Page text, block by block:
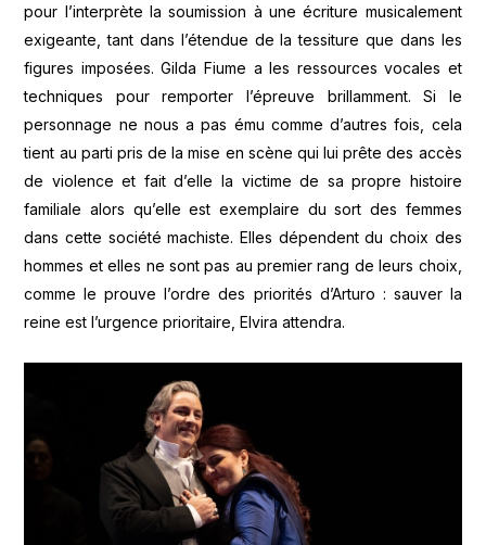
pour l’interprète la soumission à une écriture musicalement
exigeante, tant dans l’étendue de la tessiture que dans les
figures imposées. Gilda Fiume a les ressources vocales et
techniques pour remporter l’épreuve brillamment. Si le
personnage ne nous a pas ému comme d’autres fois, cela
tient au parti pris de la mise en scène qui lui prête des accès
de violence et fait d’elle la victime de sa propre histoire
familiale alors qu’elle est exemplaire du sort des femmes
dans cette société machiste. Elles dépendent du choix des
hommes et elles ne sont pas au premier rang de leurs choix,
comme le prouve l’ordre des priorités d’Arturo : sauver la
reine est l’urgence prioritaire, Elvira attendra.